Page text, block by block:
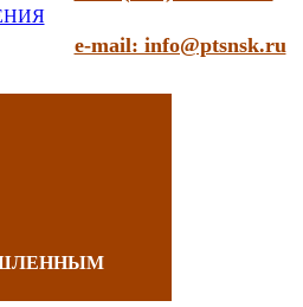
e-mail: info@ptsnsk.ru